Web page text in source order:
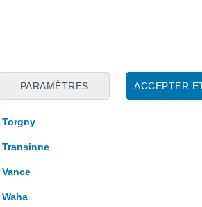
ACCEPTER
PARAMÈTRES
Thiaumont
Torgny
Transinne
Vance
Waha